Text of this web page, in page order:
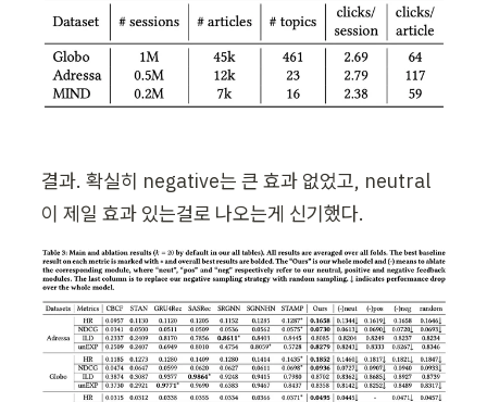
결과. 확실히 negative는 큰 효과 없었고, neutral
이 제일 효과 있는걸로 나오는게 신기했다.